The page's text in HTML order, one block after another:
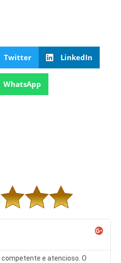
Twitter LinkedIn
WhatsApp
e atencioso. O